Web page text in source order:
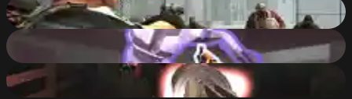
88%
Zombie Survival Gun 3D
83
Deads On The Road
84%